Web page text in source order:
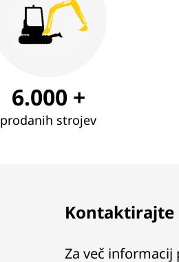
6.000 +
prodanih strojev
Kontaktirajte
Za več informacij